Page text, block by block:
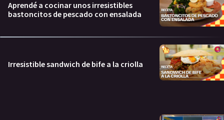
Aprendé a cocinar unos irresistibles
bastoncitos de pescado con ensalada
Irresistible sandwich de bife a la criolla